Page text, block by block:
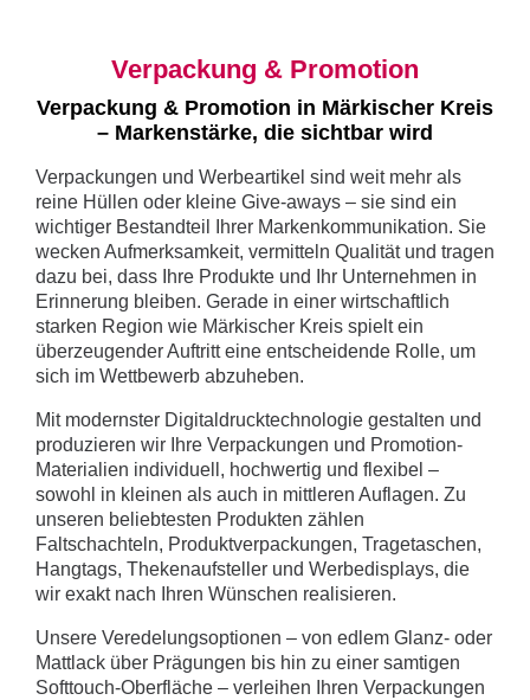
Verpackung & Promotion
Verpackung & Promotion in Märkischer Kreis
– Markenstärke, die sichtbar wird
Verpackungen und Werbeartikel sind weit mehr als
reine Hüllen oder kleine Give-aways – sie sind ein
wichtiger Bestandteil Ihrer Markenkommunikation. Sie
wecken Aufmerksamkeit, vermitteln Qualität und tragen
dazu bei, dass Ihre Produkte und Ihr Unternehmen in
Erinnerung bleiben. Gerade in einer wirtschaftlich
starken Region wie Märkischer Kreis spielt ein
überzeugender Auftritt eine entscheidende Rolle, um
sich im Wettbewerb abzuheben.
Mit modernster Digitaldrucktechnologie gestalten und
produzieren wir Ihre Verpackungen und Promotion-
Materialien individuell, hochwertig und flexibel –
sowohl in kleinen als auch in mittleren Auflagen. Zu
unseren beliebtesten Produkten zählen
Faltschachteln, Produktverpackungen, Tragetaschen,
Hangtags, Thekenaufsteller und Werbedisplays, die
wir exakt nach Ihren Wünschen realisieren.
Unsere Veredelungsoptionen – von edlem Glanz- oder
Mattlack über Prägungen bis hin zu einer samtigen
Softtouch-Oberfläche – verleihen Ihren Verpackungen